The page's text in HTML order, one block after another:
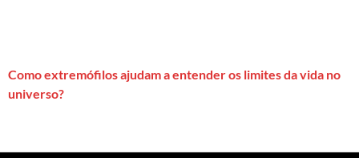
Como extremófilos ajudam a entender os limites da vida no
universo?